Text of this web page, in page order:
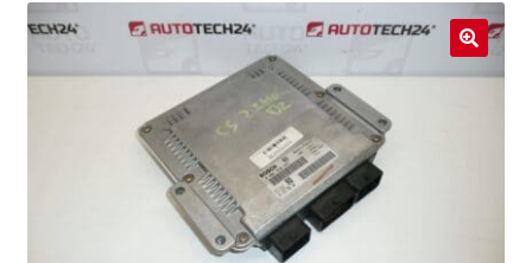
Coș
Finalizare comandă
🔍